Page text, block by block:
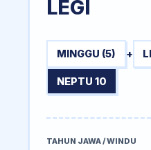
LEGI
MINGGU (5) +
NEPTU 10
TAHUN JAWA / WINDU